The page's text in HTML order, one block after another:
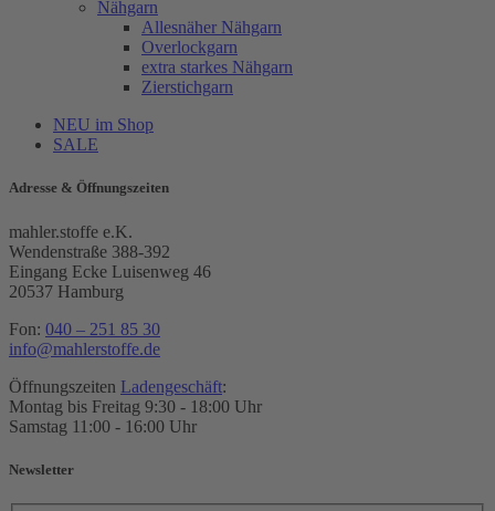
Nähgarn
Allesnäher Nähgarn
Overlockgarn
extra starkes Nähgarn
Zierstichgarn
NEU im Shop
SALE
Adresse & Öffnungszeiten
mahler.stoffe e.K.
Wendenstraße 388-392
Eingang Ecke Luisenweg 46
20537 Hamburg
Fon: 040 – 251 85 30
info@mahlerstoffe.de
Öffnungszeiten Ladengeschäft:
Montag bis Freitag 9:30 - 18:00 Uhr
Samstag 11:00 - 16:00 Uhr
Newsletter